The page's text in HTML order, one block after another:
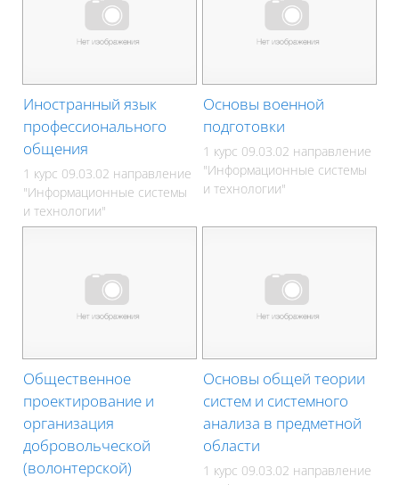
Иностранный язык
профессионального
общения
1 курс 09.03.02 направление
"Информационные системы
и технологии"
Основы военной
подготовки
1 курс 09.03.02 направление
"Информационные системы
и технологии"
Общественное
проектирование и
организация
добровольческой
(волонтерской)
Основы общей теории
систем и системного
анализа в предметной
области
1 курс 09.03.02 направление